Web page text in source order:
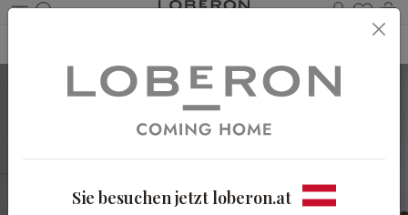
Du
Sie besuchen jetzt loberon.at